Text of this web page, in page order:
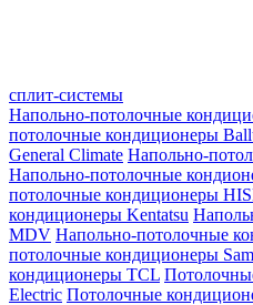
сплит-системы
Напольно-потолочные
потолочные кондиционеры
General Climate Напольно-
Напольно-потолочные
потолочные кондиционеры
кондиционеры Kentatsu
MDV Напольно-потолочные
потолочные кондиционеры
кондиционеры TCL
Electric Потолочные